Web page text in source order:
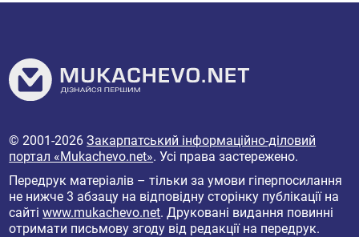
© 2001-2026Закарпатський інформаційно-діловий
портал «Mukachevo.net». Усі права застережено.
Передрук матеріалів – тільки за умови гіперпосилання
не нижче 3 абзацу на відповідну сторінку публікації на
сайтіwww.mukachevo.net. Друковані видання повинні
отримати письмову згоду від редакції на передрук.